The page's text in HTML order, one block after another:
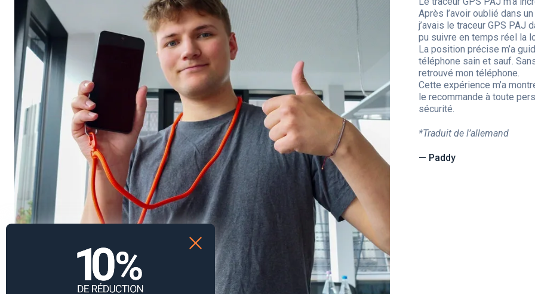
Après l’avoir oublié dans
j’avais le traceur GPS PAJ
pu suivre en temps réel la
La position précise m’a
téléphone sain et sauf.
retrouvé mon téléphone.
Cette expérience m’a
le recommande à toute
sécurité.
*Traduit de l’allemand
— Paddy